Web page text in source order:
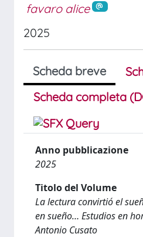
favaro alice
2025
Scheda breve
Scheda completa
Anno pubblicazione
2025
Titolo del Volume
La lectura convirtió el
en sueño… Estudios en
Antonio Cusato